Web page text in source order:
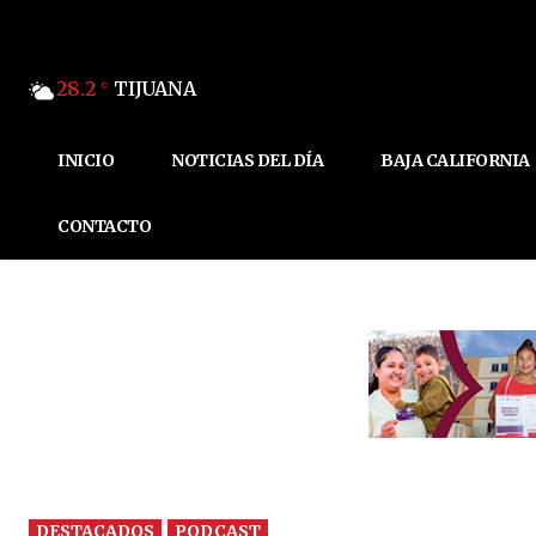
28.2 C TIJUANA
INICIO NOTICIAS DEL DÍA BAJA CALIFORNIA
CONTACTO
DESTACADOS PODCAST